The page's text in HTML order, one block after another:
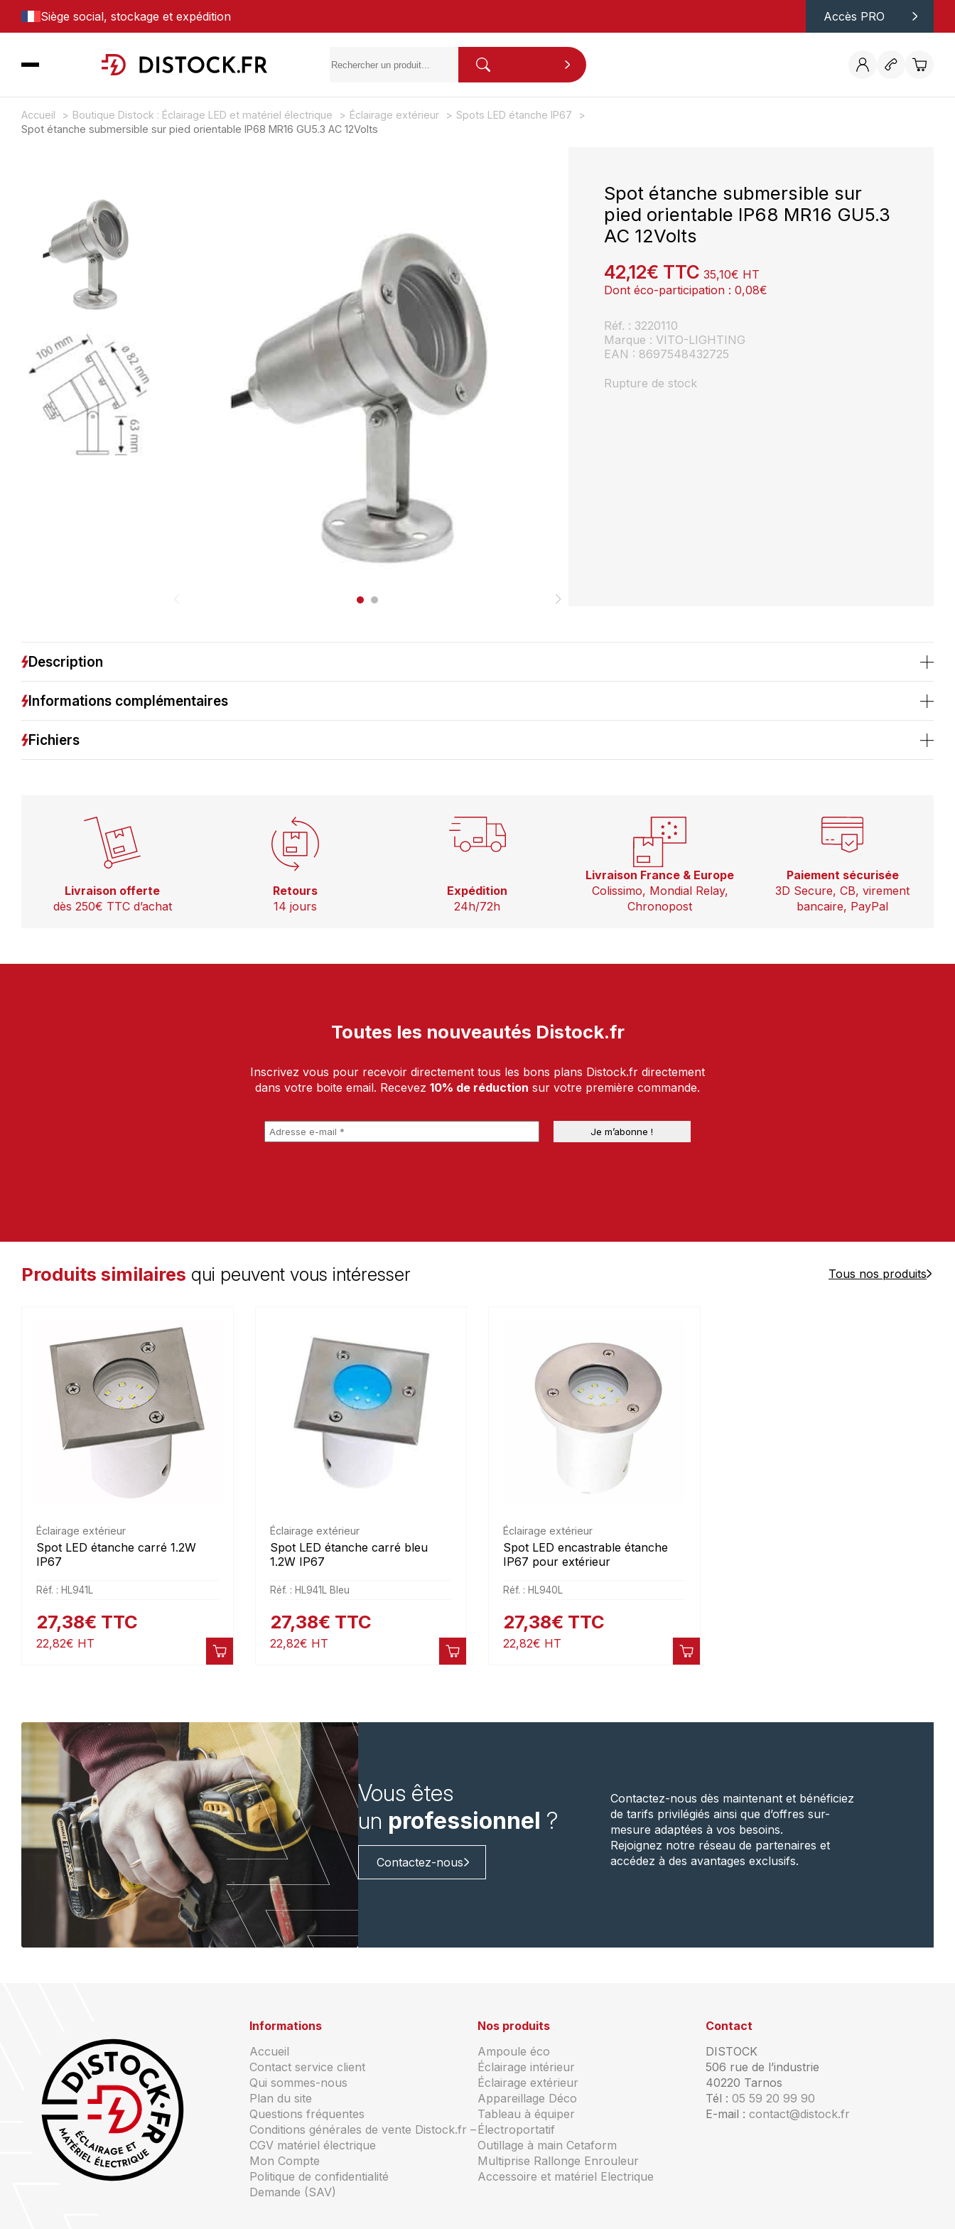
Siège social, stockage et expédition Accès PRO
Accueil Boutique Distock : Éclairage LED et matériel électrique Éclairage extérieur
Spots LED étanche IP67
Spot étanche submersible sur pied orientable IP68 MR16 GU5.3 AC 12Volts
Spot étanche submersible sur
pied orientable IP68 MR16 GU5.3
AC 12Volts
42,12€ TTC 35,10€ HT
Dont éco-participation :0,08€
Réf. : 3220110
Marque : VITO-LIGHTING
EAN : 8697548432725
Rupture de stock
Description
Informations complémentaires
Fichiers
Livraison offerte
dès 250€ TTC d’achat
Retours
14 jours
Expédition
24h/72h
Livraison France & Europe
Colissimo, Mondial Relay,
Chronopost
Paiement sécurisée
3D Secure, CB, virement
bancaire, PayPal
Toutes les nouveautés Distock.fr
Inscrivez vous pour recevoir directement tous les bons plans Distock.fr directement
dans votre boite email. Recevez 10% de réduction sur votre première commande.
Produits similaires qui peuvent vous intéresser Tous nos produits
Éclairage extérieur
Spot LED étanche carré 1.2W
IP67
Réf. : HL941L
27,38€ TTC
22,82€ HT
Éclairage extérieur
Spot LED étanche carré bleu
1.2W IP67
Réf. : HL941L Bleu
27,38€ TTC
22,82€ HT
Éclairage extérieur
Spot LED encastrable étanche
IP67 pour extérieur
Réf. : HL940L
27,38€ TTC
22,82€ HT
Vous êtes
un professionnel ?
Contactez-nous
Contactez-nous dès maintenant et bénéficiez
de tarifs privilégiés ainsi que d’offres sur-
mesure adaptées à vos besoins.
Rejoignez notre réseau de partenaires et
accédez à des avantages exclusifs.
Informations
Accueil
Contact service client
Qui sommes-nous
Plan du site
Questions fréquentes
Conditions générales de vente Distock.fr –
CGV matériel électrique
Mon Compte
Politique de confidentialité
Demande (SAV)
Nos produits
Ampoule éco
Éclairage intérieur
Éclairage extérieur
Appareillage Déco
Tableau à équiper
Électroportatif
Outillage à main Cetaform
Multiprise Rallonge Enrouleur
Accessoire et matériel Electrique
Contact
DISTOCK
506 rue de l’industrie
40220 Tarnos
Tél : 05 59 20 99 90
E-mail : contact@distock.fr